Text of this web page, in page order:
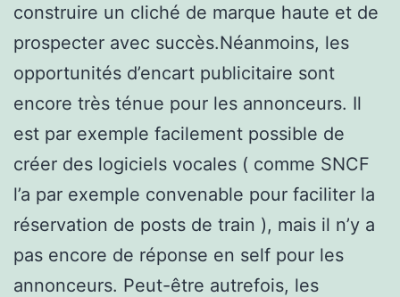
construire un cliché de marque haute et de
prospecter avec succès.Néanmoins, les
opportunités d’encart publicitaire sont
encore très ténue pour les annonceurs. Il
est par exemple facilement possible de
créer des logiciels vocales ( comme SNCF
l’a par exemple convenable pour faciliter la
réservation de posts de train ), mais il n’y a
pas encore de réponse en self pour les
annonceurs. Peut-être autrefois, les